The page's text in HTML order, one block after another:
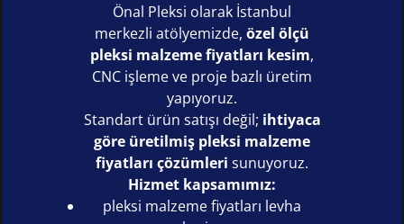
Önal Pleksi olarak İstanbul
merkezli atölyemizde, özel ölçü
pleksi malzeme fiyatları kesim,
CNC işleme ve proje bazlı üretim
yapıyoruz.
Standart ürün satışı değil; ihtiyaca
göre üretilmiş pleksi malzeme
fiyatları çözümleri sunuyoruz.
Hizmet kapsamımız:
pleksi malzeme fiyatları levha